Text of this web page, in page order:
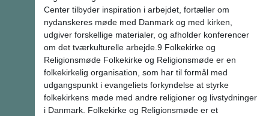
Center tilbyder inspiration i arbejdet, fortæller om
nydanskeres møde med Danmark og med kirken,
udgiver forskellige materialer, og afholder konferencer
om det tværkulturelle arbejde.9 Folkekirke og
Religionsmøde Folkekirke og Religionsmøde er en
folkekirkelig organisation, som har til formål med
udgangspunkt i evangeliets forkyndelse at styrke
folkekirkens møde med andre religioner og livstydninger
i Danmark. Folkekirke og Religionsmøde er et